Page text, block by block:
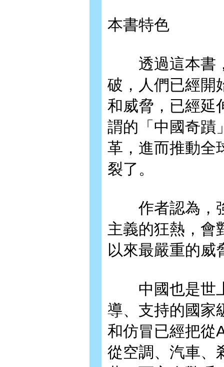
本書特色
透過這本書，
破，人們已經開
和威脅，已經延
謂的「中國奇蹟
革，進而推動全
裂了。
作者認為，強
主義的狂熱，會
以來最嚴重的威
中國也是世上
導、支持的國家
和仿冒已經把從
從空調、汽車、